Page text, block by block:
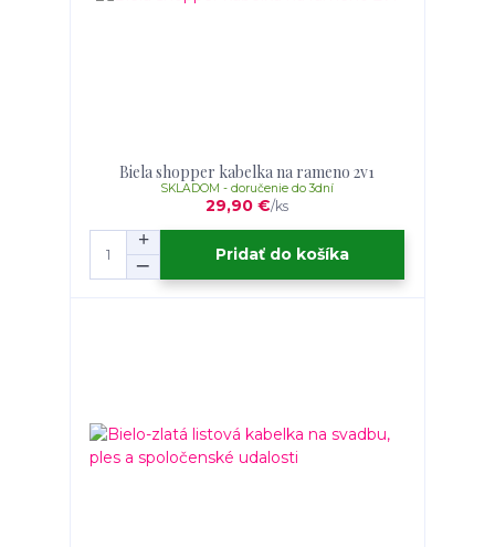
Biela shopper kabelka na rameno 2v1
29,90 €/ks
SKLADOM - doručenie do 3dní
Pridať do košíka